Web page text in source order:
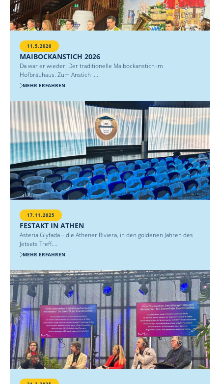
11.5.2026
MAIBOCKANSTICH 2026
Da war er wieder! Der traditionelle Maibockanstich im
Hofbräuhaus. Zum Anstich ....
MEHR ERFAHREN
17.11.2025
FESTAKT IN ATHEN
Asteria Glyfada – die Athener Riviera, in den goldenen Jahren des
Jetsets Treff....
MEHR ERFAHREN